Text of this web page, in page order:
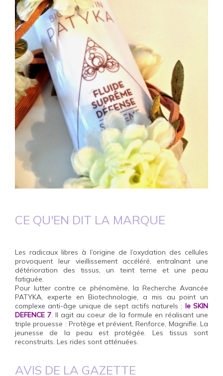
CE QU'EN DIT LA MARQUE
Les radicaux libres à l’origine de l’oxydation des cellules
provoquent leur vieillissement accéléré, entraînant une
détérioration des tissus, un teint terne et une peau
fatiguée.
Pour lutter contre ce phénomène, la Recherche Avancée
PATYKA, experte en Biotechnologie, a mis au point un
complexe anti-âge unique de sept actifs naturels : le SKIN
DEFENCE 7. Il agit au coeur de la formule en réalisant une
triple prouesse : Protège et prévient, Renforce, Magnifie. La
jeunesse de la peau est protégée. Les tissus sont
reconstruits. Les rides sont atténuées.
AVIS DE LA GAZETTE